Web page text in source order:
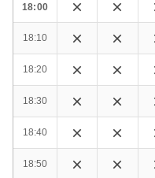
18:00
18:10
18:20
18:30
18:40
18:50